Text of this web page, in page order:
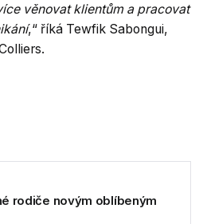
věnovat klientům a pracovat
,“ říká Tewfik Sabongui,
rodiče novým oblíbeným